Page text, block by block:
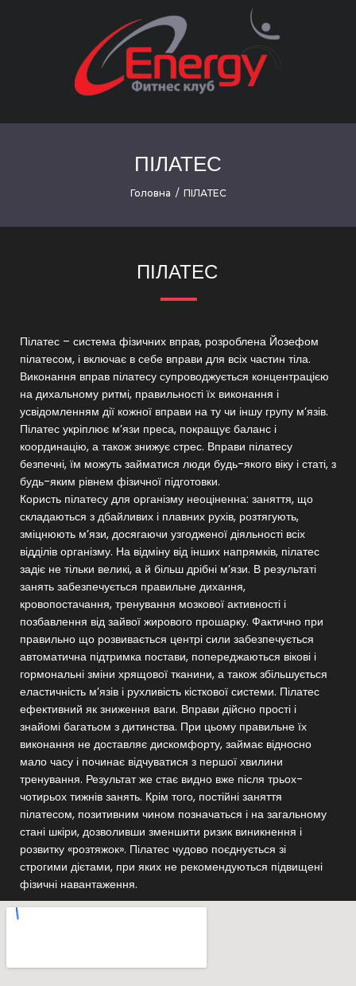
ПІЛАТЕС
Головна / ПІЛАТЕС
ПІЛАТЕС
Пілатес – система фізичних вправ, розроблена Йозефом
пілатесом, і включає в себе вправи для всіх частин тіла.
Виконання вправ пілатесу супроводжується концентрацією
на дихальному ритмі, правильності їх виконання і
усвідомленням дії кожної вправи на ту чи іншу групу м’язів.
Пілатес укріплює м’язи преса, покращує баланс і
координацію, а також знижує стрес. Вправи пілатесу
безпечні, їм можуть займатися люди будь-якого віку і статі, з
будь-яким рівнем фізичної підготовки.
Користь пілатесу для організму неоціненна: заняття, що
складаються з дбайливих і плавних рухів, розтягують,
зміцнюють м’язи, досягаючи узгодженої діяльності всіх
відділів організму. На відміну від інших напрямків, пілатес
задіє не тільки великі, а й більш дрібні м’язи. В результаті
занять забезпечується правильне дихання,
кровопостачання, тренування мозкової активності і
позбавлення від зайвої жирового прошарку. Фактично при
правильно що розвивається центрі сили забезпечується
автоматична підтримка постави, попереджаються вікові і
гормональні зміни хрящової тканини, а також збільшується
еластичність м’язів і рухливість кісткової системи. Пілатес
ефективний як зниження ваги. Вправи дійсно прості і
знайомі багатьом з дитинства. При цьому правильне їх
виконання не доставляє дискомфорту, займає відносно
мало часу і починає відчуватися з першої хвилини
тренування. Результат же стає видно вже після трьох-
чотирьох тижнів занять. Крім того, постійні заняття
пілатесом, позитивним чином позначаться і на загальному
стані шкіри, дозволивши зменшити ризик виникнення і
розвитку «розтяжок». Пілатес чудово поєднується зі
строгими дієтами, при яких не рекомендуються підвищені
фізичні навантаження.